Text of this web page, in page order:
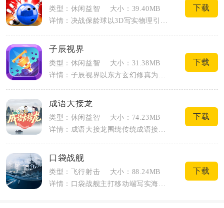
类型：休闲益智
大小：39.40MB
下载
子辰视界
类型：休闲益智
大小：31.38MB
下载
成语大接龙
类型：休闲益智
大小：74.23MB
下载
口袋战舰
类型：飞行射击
大小：88.24MB
详情：口袋战舰主打移动端写实海战策略玩法，以现代海洋作战为核心背景，收录上百艘现实...
下载